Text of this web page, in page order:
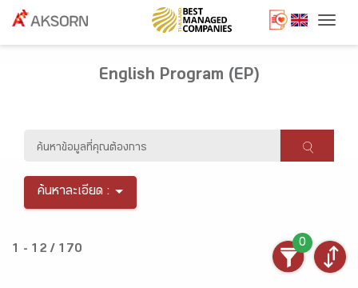
English Program (EP)
ค้นหาละเอียด :
1 - 12 / 170
0